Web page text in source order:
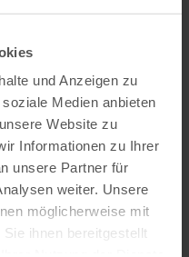
und Anzeigen zu
Medien anbieten
Website zu
Informationen zu Ihrer
unsere Partner für
weiter. Unsere
möglicherweise mit
ihnen bereitgestellt